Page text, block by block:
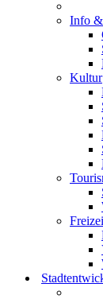
Info
Kultur